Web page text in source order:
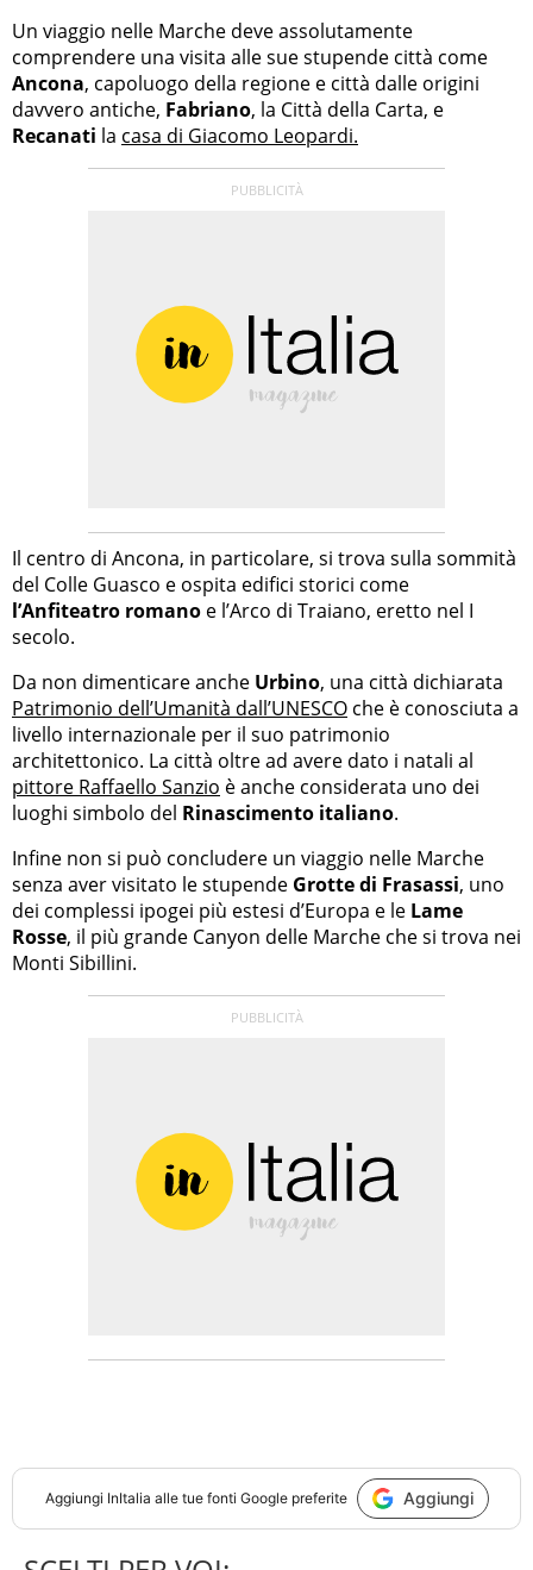
Un viaggio nelle Marche deve assolutamente
comprendere una visita alle sue stupende città come
Ancona, capoluogo della regione e città dalle origini
davvero antiche, Fabriano, la Città della Carta, e
Recanati la casa di Giacomo Leopardi.
Il centro di Ancona, in particolare, si trova sulla sommità
del Colle Guasco e ospita edifici storici come
l’Anfiteatro romano e l’Arco di Traiano, eretto nel I
secolo.
Da non dimenticare anche Urbino, una città dichiarata
Patrimonio dell’Umanità dall’UNESCO che è conosciuta a
livello internazionale per il suo patrimonio
architettonico. La città oltre ad avere dato i natali al
pittore Raffaello Sanzio è anche considerata uno dei
luoghi simbolo del Rinascimento italiano.
Infine non si può concludere un viaggio nelle Marche
senza aver visitato le stupende Grotte di Frasassi, uno
dei complessi ipogei più estesi d’Europa e le Lame
Rosse, il più grande Canyon delle Marche che si trova nei
Monti Sibillini.
Aggiungi InItalia alle tue fonti Google preferite Aggiungi